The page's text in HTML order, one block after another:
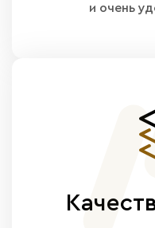
и очень